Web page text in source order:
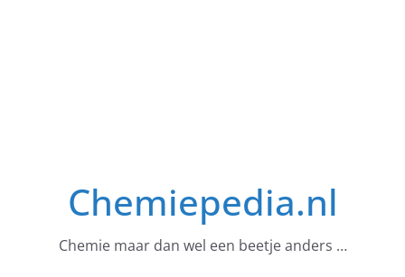
Chemiepedia.nl
Chemie maar dan wel een beetje anders …